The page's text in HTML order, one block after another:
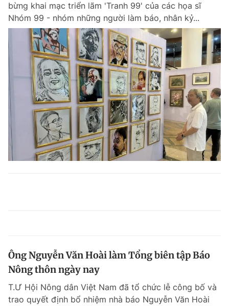
bừng khai mạc triển lãm 'Tranh 99' của các họa sĩ
Nhóm 99 - nhóm những người làm báo, nhân kỷ...
Ông Nguyễn Văn Hoài làm Tổng biên tập Báo
Nông thôn ngày nay
T.Ư Hội Nông dân Việt Nam đã tổ chức lễ công bố và
trao quyết định bổ nhiệm nhà báo Nguyễn Văn Hoài